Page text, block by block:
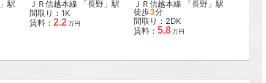
」駅
ＪＲ信越本線 「長野 」駅
間取り：1K
賃料： 2.2万円
ＪＲ信越本線 「長野 」駅
徒歩3分
間取り：2DK
賃料： 5.8万円